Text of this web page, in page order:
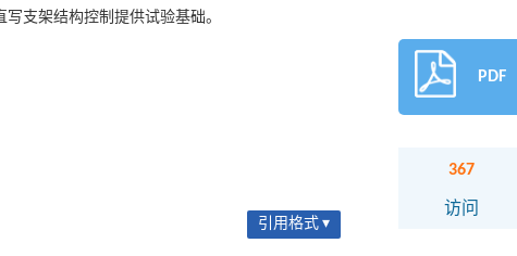
支架结构控制提供试验基础。
引用格式 ▾
PDF
367
访问